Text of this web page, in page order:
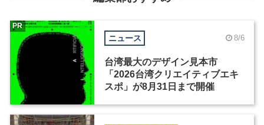
ニュース 8/6
台湾最大のデザイン見本市
「2026台湾クリエイティブエキ
スポ」が8月31日まで開催
PR